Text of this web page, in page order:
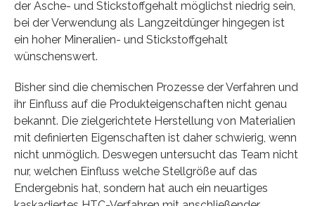
der Asche- und Stickstoffgehalt möglichst niedrig sein,
bei der Verwendung als Langzeitdünger hingegen ist
ein hoher Mineralien- und Stickstoffgehalt
wünschenswert.
Bisher sind die chemischen Prozesse der Verfahren und
ihr Einfluss auf die Produkteigenschaften nicht genau
bekannt. Die zielgerichtete Herstellung von Materialien
mit definierten Eigenschaften ist daher schwierig, wenn
nicht unmöglich. Deswegen untersucht das Team nicht
nur, welchen Einfluss welche Stellgröße auf das
Endergebnis hat, sondern hat auch ein neuartiges